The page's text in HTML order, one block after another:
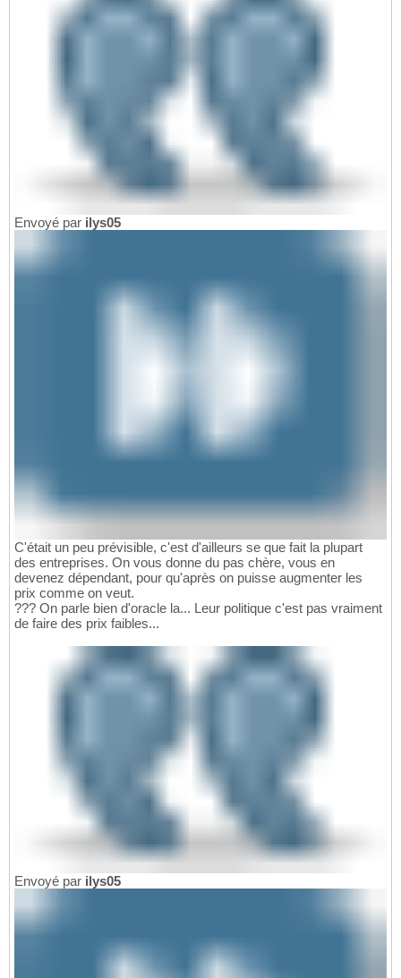
Envoyé par ilys05
C'était un peu prévisible, c'est d'ailleurs se que fait la plupart
des entreprises. On vous donne du pas chère, vous en
devenez dépendant, pour qu'après on puisse augmenter les
prix comme on veut.
??? On parle bien d'oracle la... Leur politique c'est pas vraiment
de faire des prix faibles...
Envoyé par ilys05